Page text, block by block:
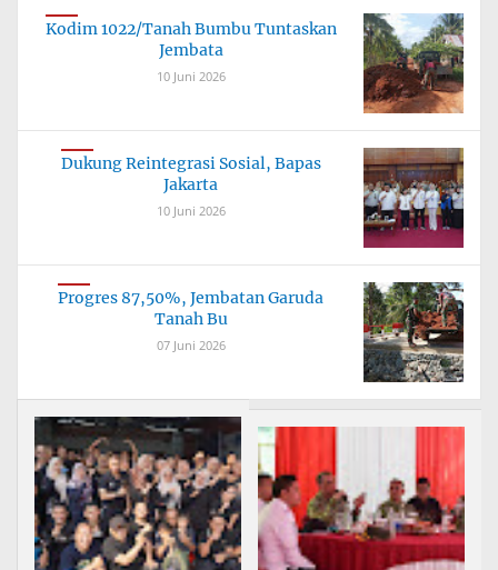
Kodim 1022/Tanah Bumbu Tuntaskan
Jembata
10 Juni 2026
Dukung Reintegrasi Sosial, Bapas
Jakarta
10 Juni 2026
Progres 87,50%, Jembatan Garuda
Tanah Bu
07 Juni 2026